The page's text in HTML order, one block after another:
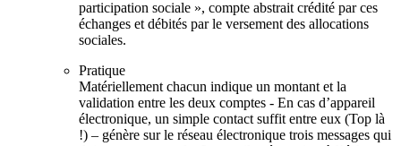
participation sociale », compte abstrait crédité par ces
échanges et débités par le versement des allocations
sociales.
Pratique
Matériellement chacun indique un montant et la
validation entre les deux comptes - En cas d’appareil
électronique, un simple contact suffit entre eux (Top là
!) – génère sur le réseau électronique trois messages qui